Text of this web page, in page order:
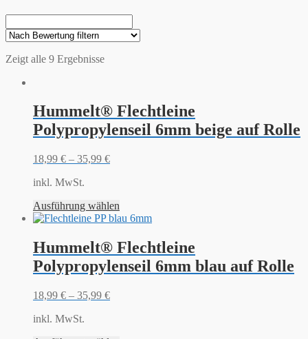
Zeigt alle 9 Ergebnisse
Hummelt® Flechtleine
Polypropylenseil 6mm beige auf Rolle
18,99 € – 35,99 €
inkl. MwSt.
Ausführung wählen
Hummelt® Flechtleine
Polypropylenseil 6mm blau auf Rolle
18,99 € – 35,99 €
inkl. MwSt.